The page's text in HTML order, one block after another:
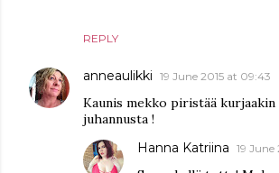
REPLY
anneaulikki 19 June 2015 at 09:43
Kaunis mekko piristää kurjaakin
juhannusta !
Hanna Katriina 19 June